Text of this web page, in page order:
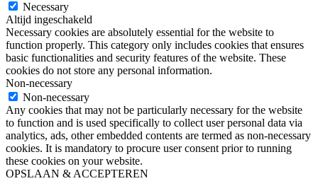
Necessary
Altijd ingeschakeld
Necessary cookies are absolutely essential for the website to
function properly. This category only includes cookies that ensures
basic functionalities and security features of the website. These
cookies do not store any personal information.
Non-necessary
Non-necessary
Any cookies that may not be particularly necessary for the website
to function and is used specifically to collect user personal data via
analytics, ads, other embedded contents are termed as non-necessary
cookies. It is mandatory to procure user consent prior to running
these cookies on your website.
OPSLAAN & ACCEPTEREN